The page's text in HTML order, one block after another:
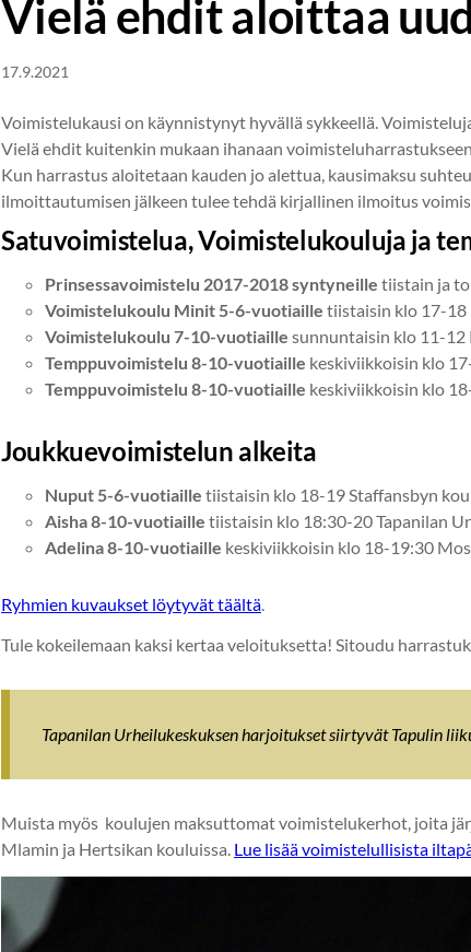
Vielä ehdit aloittaa
17.9.2021
Voimistelukausi on käynnistynyt hyvällä sykkeellä.
Vielä ehdit kuitenkin mukaan ihanaan
Kun harrastus aloitetaan kauden jo alettua, kausimaksu
ilmoittautumisen jälkeen tulee tehdä kirjallinen ilmoitus
Satuvoimistelua, Voimistelukouluja ja
Prinsessavoimistelu 2017-2018 syntyneille tiistain ja
Voimistelukoulu Minit 5-6-vuotiaille tiistaisin klo 17-18
Voimistelukoulu 7-10-vuotiaille sunnuntaisin klo 11-12
Temppuvoimistelu 8-10-vuotiaille keskiviikkoisin klo
Temppuvoimistelu 8-10-vuotiaille keskiviikkoisin klo
Joukkuevoimistelun alkeita
Nuput 5-6-vuotiaille tiistaisin klo 18-19 Staffansbyn
Aisha 8-10-vuotiaille tiistaisin klo 18:30-20 Tapanilan
Adelina 8-10-vuotiaille keskiviikkoisin klo 18-19:30
Ryhmien kuvaukset löytyvät täältä.
Tule kokeilemaan kaksi kertaa veloituksetta! Sitoudu
Tapanilan Urheilukeskuksen harjoitukset siirtyvät Tapulin
Muista myös koulujen maksuttomat voimistelukerhot, joita
Mlamin ja Hertsikan kouluissa. Lue lisää voimistelullisista